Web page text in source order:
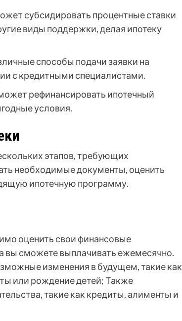
субсидировать процентные ставки
виды поддержки, делая ипотеку
способы подачи заявки на
с кредитными специалистами.
рефинансировать ипотечный
условия.
этапов, требующих
необходимые документы, оценить
ипотечную программу.
оценить свои финансовые
вы сможете выплачивать ежемесячно.
изменения в будущем, такие как
или рождение детей; Также
такие как кредиты, алименты и